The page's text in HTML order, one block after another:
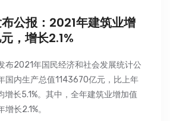
公报：2021年建筑业增
，增长2.1%
布2021年国民经济和社会发展统计公
国内生产总值1143670亿元，比上年
增长5.1%。其中，全年建筑业增加值
长2.1%。